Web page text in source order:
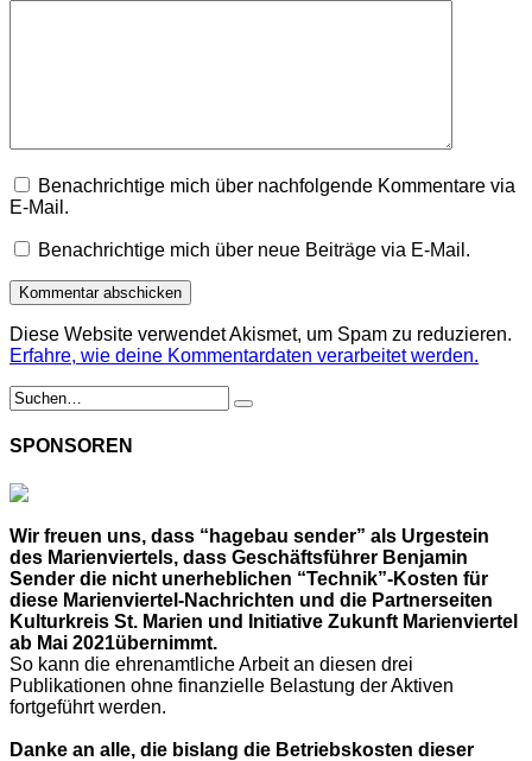
Benachrichtige mich über nachfolgende Kommentare via
E-Mail.
Benachrichtige mich über neue Beiträge via E-Mail.
Diese Website verwendet Akismet, um Spam zu reduzieren.
Erfahre, wie deine Kommentardaten verarbeitet werden.
SPONSOREN
Wir freuen uns, dass “hagebau sender” als Urgestein
des Marienviertels, dass Geschäftsführer Benjamin
Sender die nicht unerheblichen “Technik”-Kosten für
diese Marienviertel-Nachrichten und die Partnerseiten
Kulturkreis St. Marien und Initiative Zukunft Marienviertel
ab Mai 2021übernimmt.
So kann die ehrenamtliche Arbeit an diesen drei
Publikationen ohne finanzielle Belastung der Aktiven
fortgeführt werden.
Danke an alle, die bislang die Betriebskosten dieser